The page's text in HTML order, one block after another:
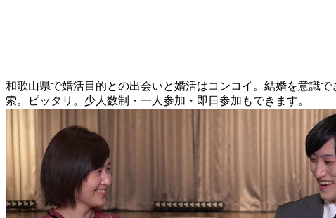
和歌山県で婚活目的との出会いと婚活はコンコイ。結婚を意識
索。ピッタリ。少人数制・一人参加・即日参加もできます。